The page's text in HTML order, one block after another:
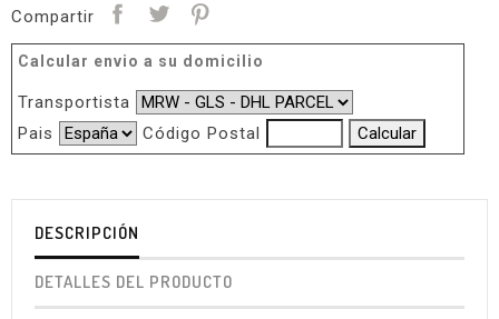
Compartir
Calcular envio a su domicilio
Transportista
Pais
Código Postal
DESCRIPCIÓN
DETALLES DEL PRODUCTO